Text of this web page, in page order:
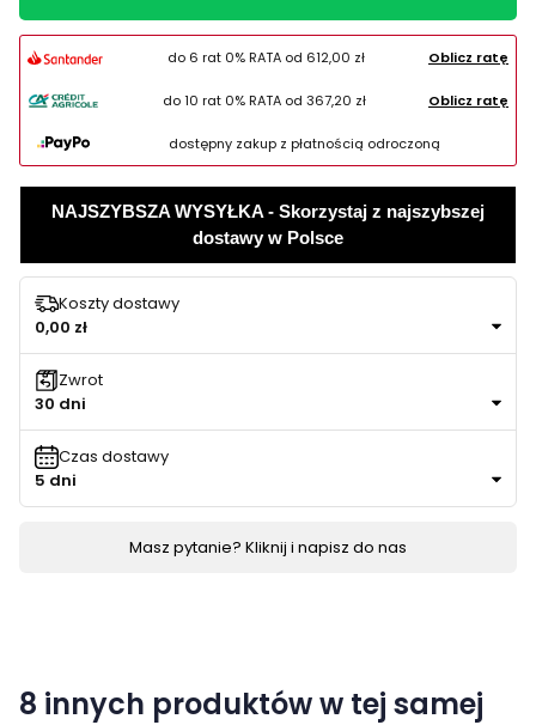
do 6 rat 0% RATA od 612,00 zł Oblicz ratę
do 10 rat 0% RATA od 367,20 zł Oblicz ratę
dostępny zakup z płatnością odroczoną
NAJSZYBSZA WYSYŁKA - Skorzystaj z najszybszej
dostawy w Polsce
Koszty dostawy
0,00 zł
Zwrot
30 dni
Czas dostawy
5 dni
Masz pytanie? Kliknij i napisz do nas
8 innych produktów w tej samej